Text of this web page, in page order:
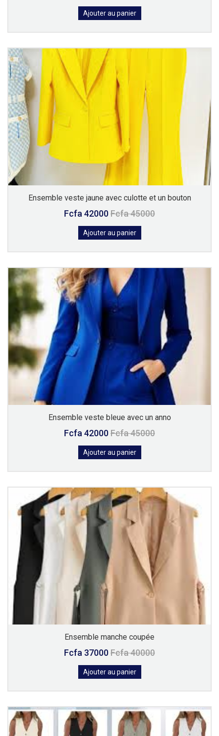
Ajouter au panier
Ensemble veste jaune avec culotte et un bouton
Fcfa 42000Fcfa 45000
Ajouter au panier
Ensemble veste bleue avec un anno
Fcfa 42000Fcfa 45000
Ajouter au panier
Ensemble manche coupée
Fcfa 37000Fcfa 40000
Ajouter au panier